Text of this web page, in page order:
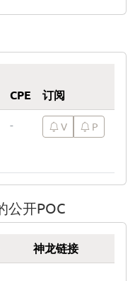
CPE 订阅
- V P
公开POC
神龙链接